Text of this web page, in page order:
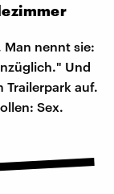
nennt sie:
Und
Trailerpark auf.
Sex.